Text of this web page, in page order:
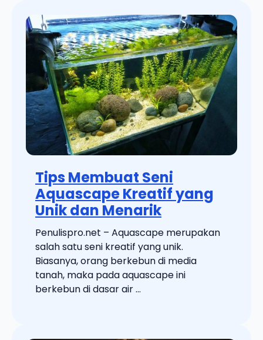
Tips Membuat Seni
Aquascape Kreatif yang
Unik dan Menarik
Penulispro.net – Aquascape merupakan
salah satu seni kreatif yang unik.
Biasanya, orang berkebun di media
tanah, maka pada aquascape ini
berkebun di dasar air ...